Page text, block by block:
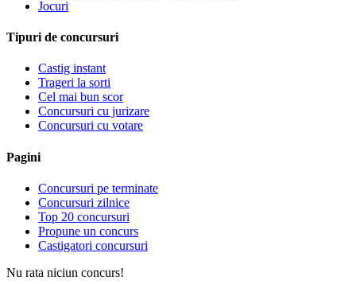
Jocuri
Tipuri de concursuri
Castig instant
Trageri la sorti
Cel mai bun scor
Concursuri cu jurizare
Concursuri cu votare
Pagini
Concursuri pe terminate
Concursuri zilnice
Top 20 concursuri
Propune un concurs
Castigatori concursuri
Nu rata niciun concurs!